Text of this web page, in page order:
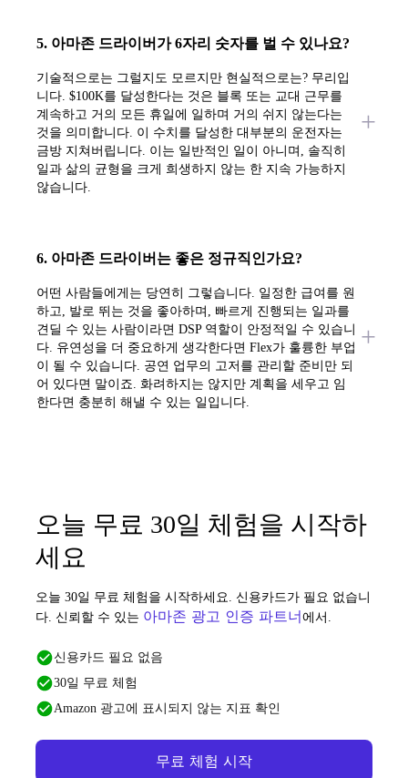
5. 아마존 드라이버가 6자리 숫자를 벌 수 있나요?
기술적으로는 그럴지도 모르지만 현실적으로는? 무리입
니다. $100K를 달성한다는 것은 블록 또는 교대 근무를
계속하고 거의 모든 휴일에 일하며 거의 쉬지 않는다는
것을 의미합니다. 이 수치를 달성한 대부분의 운전자는
금방 지쳐버립니다. 이는 일반적인 일이 아니며, 솔직히
일과 삶의 균형을 크게 희생하지 않는 한 지속 가능하지
않습니다.
6. 아마존 드라이버는 좋은 정규직인가요?
어떤 사람들에게는 당연히 그렇습니다. 일정한 급여를 원
하고, 발로 뛰는 것을 좋아하며, 빠르게 진행되는 일과를
견딜 수 있는 사람이라면 DSP 역할이 안정적일 수 있습니
다. 유연성을 더 중요하게 생각한다면 Flex가 훌륭한 부업
이 될 수 있습니다. 공연 업무의 고저를 관리할 준비만 되
어 있다면 말이죠. 화려하지는 않지만 계획을 세우고 임
한다면 충분히 해낼 수 있는 일입니다.
오늘 무료 30일 체험을 시작하
세요
오늘 30일 무료 체험을 시작하세요. 신용카드가 필요 없습니
다. 신뢰할 수 있는 아마존 광고 인증 파트너에서.
신용카드 필요 없음
30일 무료 체험
Amazon 광고에 표시되지 않는 지표 확인
무료 체험 시작